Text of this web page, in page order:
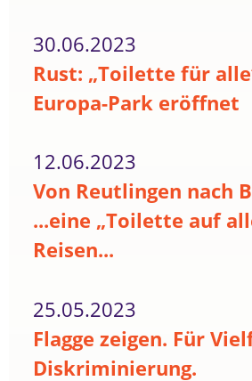
30.06.2023
Rust: „Toilette für
Europa-Park eröffnet
12.06.2023
Von Reutlingen nach
...eine „Toilette auf
Reisen...
25.05.2023
Flagge zeigen. Für
Diskriminierung.